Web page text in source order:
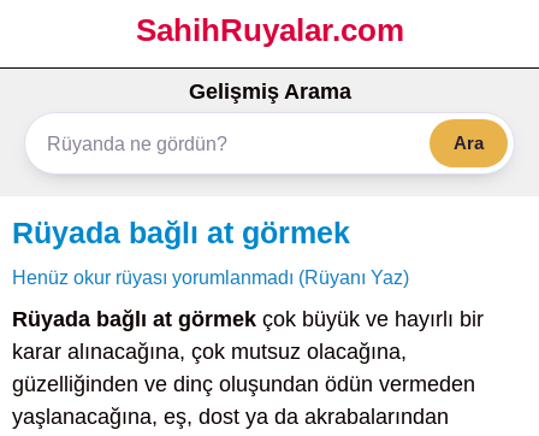
SahihRuyalar.com
Gelişmiş Arama
Ara
Rüyada bağlı at görmek
Henüz okur rüyası yorumlanmadı (Rüyanı Yaz)
Rüyada bağlı at görmek çok büyük ve hayırlı bir
karar alınacağına, çok mutsuz olacağına,
güzelliğinden ve dinç oluşundan ödün vermeden
yaşlanacağına, eş, dost ya da akrabalarından